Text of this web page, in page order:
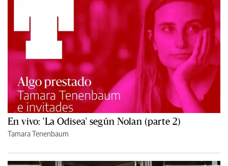
En vivo: 'La Odisea' según Nolan (parte 2)
Tamara Tenenbaum